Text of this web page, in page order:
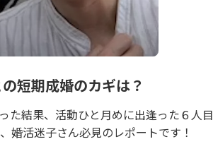
短期成婚のカギは？
た結果、活動ひと月めに出逢った６人目
活迷子さん必見のレポートです！